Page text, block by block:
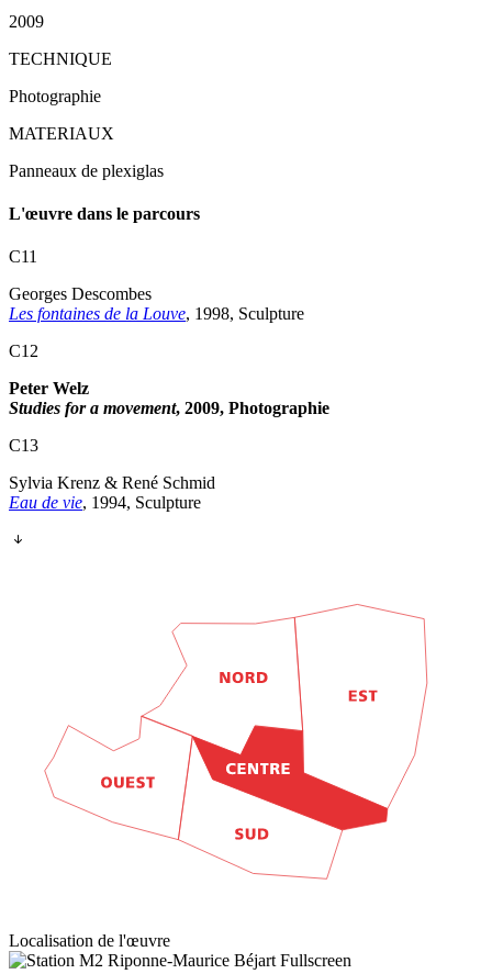
2009
TECHNIQUE
Photographie
MATERIAUX
Panneaux de plexiglas
L'œuvre dans le parcours
C11
Georges Descombes
Les fontaines de la Louve, 1998, Sculpture
C12
Peter Welz
Studies for a movement, 2009, Photographie
C13
Sylvia Krenz & René Schmid
Eau de vie, 1994, Sculpture
Localisation de l'œuvre
Fullscreen